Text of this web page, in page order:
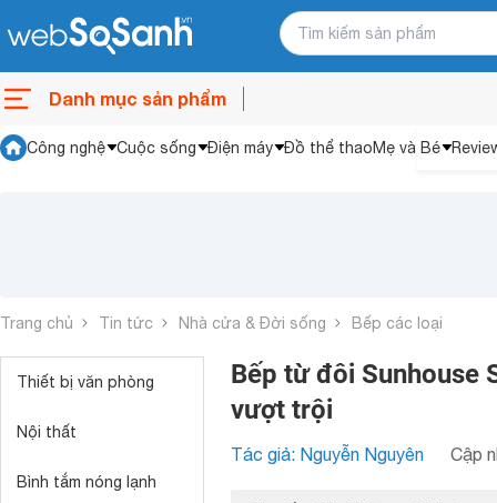
Danh mục sản phẩm
Công nghệ Cuộc sống Điện máy Đồ thể thaoMẹ và Bé
Trang chủ Tin tức Nhà cửa & Đời sống Bếp các loại
Thiết bị văn phòng
Nội thất
Bình tắm nóng lạnh
Bếp từ đôi Sunhouse
vượt trội
Tác giả: Nguyễn Nguyên Cập